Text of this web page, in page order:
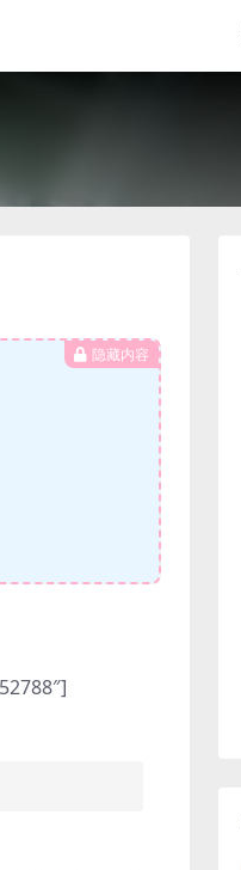
隐藏内容